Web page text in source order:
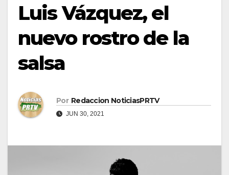
Luis Vázquez, el
nuevo rostro de la
salsa
Por Redaccion NoticiasPRTV
JUN 30, 2021